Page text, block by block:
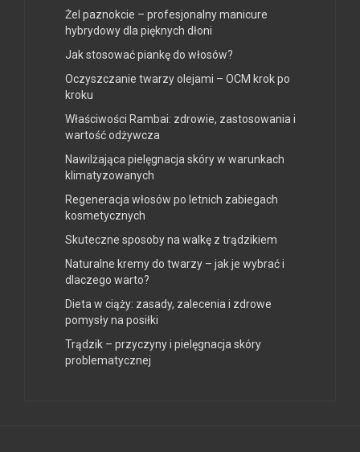
Żel paznokcie – profesjonalny manicure
hybrydowy dla pięknych dłoni
Jak stosować piankę do włosów?
Oczyszczanie twarzy olejami – OCM krok po
kroku
Właściwości Rambai: zdrowie, zastosowania i
wartość odżywcza
Nawilżająca pielęgnacja skóry w warunkach
klimatyzowanych
Regeneracja włosów po letnich zabiegach
kosmetycznych
Skuteczne sposoby na walkę z trądzikiem
Naturalne kremy do twarzy – jak je wybrać i
dlaczego warto?
Dieta w ciąży: zasady, zalecenia i zdrowe
pomysły na posiłki
Trądzik – przyczyny i pielęgnacja skóry
problematycznej